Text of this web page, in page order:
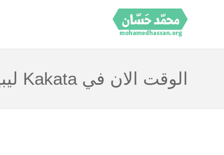
الوقت الان في Kakata ليبيريا